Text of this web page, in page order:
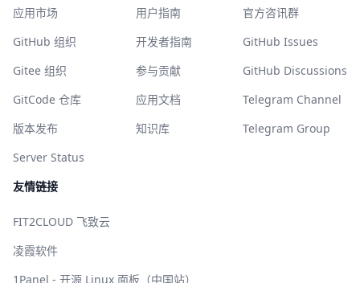
应用市场
GitHub 组织
Gitee 组织
GitCode 仓库
版本发布
Server Status
用户指南
开发者指南
参与贡献
应用文档
知识库
官方咨讯群
GitHub Issues
GitHub Discussions
Telegram Channel
Telegram Group
友情链接
FIT2CLOUD 飞致云
凌霞软件
1Panel - 开源 Linux 面板（中国站）